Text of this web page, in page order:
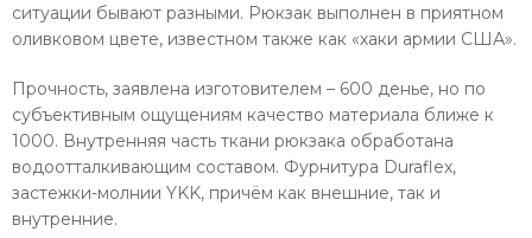
ситуации бывают разными. Рюкзак выполнен в приятном
оливковом цвете, известном также как «хаки армии США».
Прочность, заявлена изготовителем – 600 денье, но по
субъективным ощущениям качество материала ближе к
1000. Внутренняя часть ткани рюкзака обработана
водоотталкивающим составом. Фурнитура Duraflex,
застежки-молнии YKK, причём как внешние, так и
внутренние.